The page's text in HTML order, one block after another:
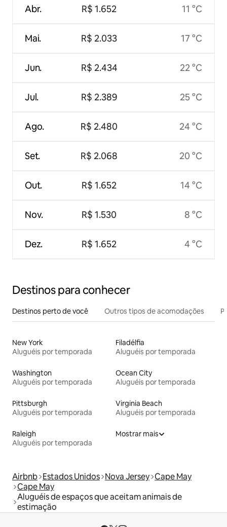
Abr.
Mai.
Jun.
Jul.
Ago.
Set.
Out.
Nov.
Dez.
R$ 1.652
R$ 2.033
R$ 2.434
R$ 2.389
R$ 2.480
R$ 2.068
R$ 1.652
R$ 1.530
R$ 1.652
11 °C
17 °C
22 °C
25 °C
24 °C
20 °C
14 °C
8 °C
4 °C
Destinos para conhecer
Destinos perto de você Outros tipos de acomodações
New York
Aluguéis por temporada
Filadélfia
Aluguéis por temporada
Washington
Aluguéis por temporada
Ocean City
Aluguéis por temporada
Pittsburgh
Aluguéis por temporada
Virginia Beach
Aluguéis por temporada
Raleigh
Aluguéis por temporada
Mostrar mais
Airbnb Estados Unidos Nova Jersey Cape May
Cape May
Aluguéis de espaços que aceitam animais de
estimação